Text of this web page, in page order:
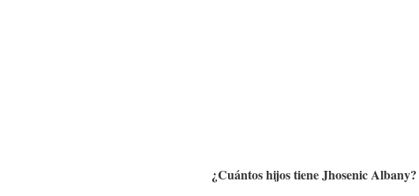
¿Cuántos hijos tieneJhosenic Albany?